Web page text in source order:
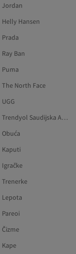
Jordan
Helly Hansen
Prada
Ray Ban
Puma
The North Face
UGG
Trendyol Saudijska Arabija
Obuća
Kaputi
Igračke
Trenerke
Lepota
Pareoi
Čizme
Kape